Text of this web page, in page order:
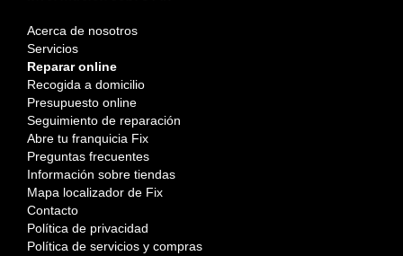
Acerca de nosotros
Servicios
Reparar online
Recogida a domicilio
Presupuesto online
Seguimiento de reparación
Abre tu franquicia Fix
Preguntas frecuentes
Información sobre tiendas
Mapa localizador de Fix
Contacto
Política de privacidad
Política de servicios y compras